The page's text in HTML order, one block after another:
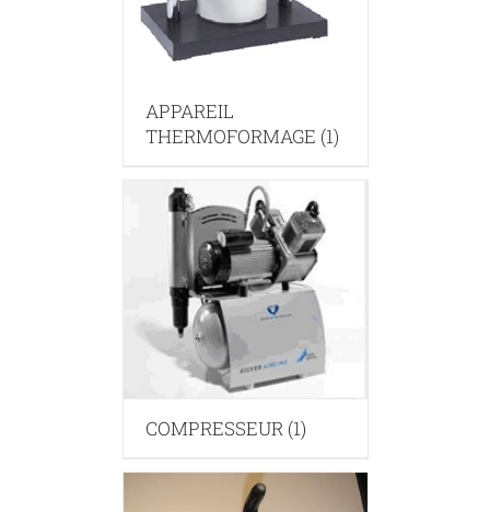
APPAREIL
THERMOFORMAGE (1)
COMPRESSEUR (1)